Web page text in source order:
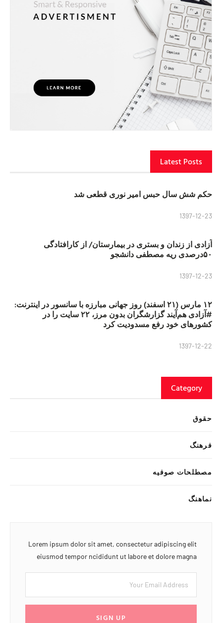
Latest Posts
حکم شش سال حبس امیر نوری قطعی شد
1397-12-23
آزادی از زندان و بستری در بیمارستان/ از کارافتادگی
۵۰درصدی ریه مصطفی دانشجو
1397-12-23
۱۲ مارس (۲۱ اسفند) روز جهانی مبارزه با سانسور در اینترنت:
#آزادی هم‌آیند گزارشگران‌ بدون مرز، ۲۲ سایت را در
کشورهای خود رفع مسدودیت کرد
1397-12-22
Category
حقوق
فرهنگ
مصطلحات صوفیه
نماهنگ
Lorem ipsum dolor sit amet, consectetur adipiscing elit
eiusmod tempor ncididunt ut labore et dolore magna
SIGN UP